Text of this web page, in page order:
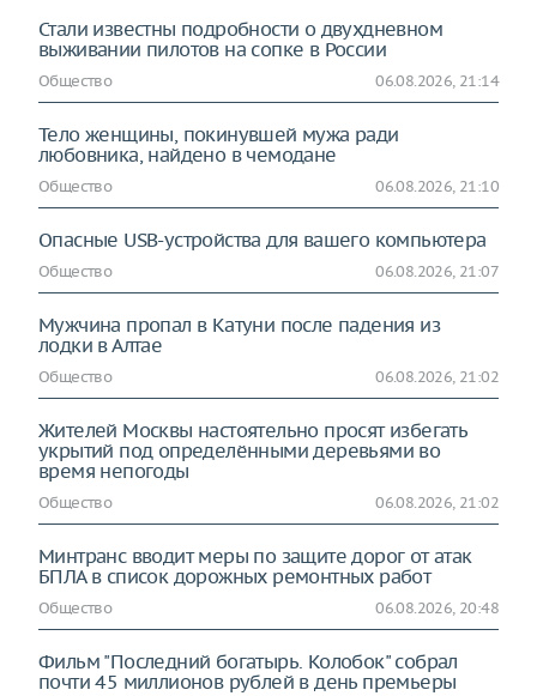
Стали известны подробности о двухдневном
выживании пилотов на сопке в России
Общество 06.08.2026, 21:14
Тело женщины, покинувшей мужа ради
любовника, найдено в чемодане
Общество 06.08.2026, 21:10
Опасные USB-устройства для вашего компьютера
Общество 06.08.2026, 21:07
Мужчина пропал в Катуни после падения из
лодки в Алтае
Общество 06.08.2026, 21:02
Жителей Москвы настоятельно просят избегать
укрытий под определёнными деревьями во
время непогоды
Общество 06.08.2026, 21:02
Минтранс вводит меры по защите дорог от атак
БПЛА в список дорожных ремонтных работ
Общество 06.08.2026, 20:48
Фильм "Последний богатырь. Колобок" собрал
почти 45 миллионов рублей в день премьеры